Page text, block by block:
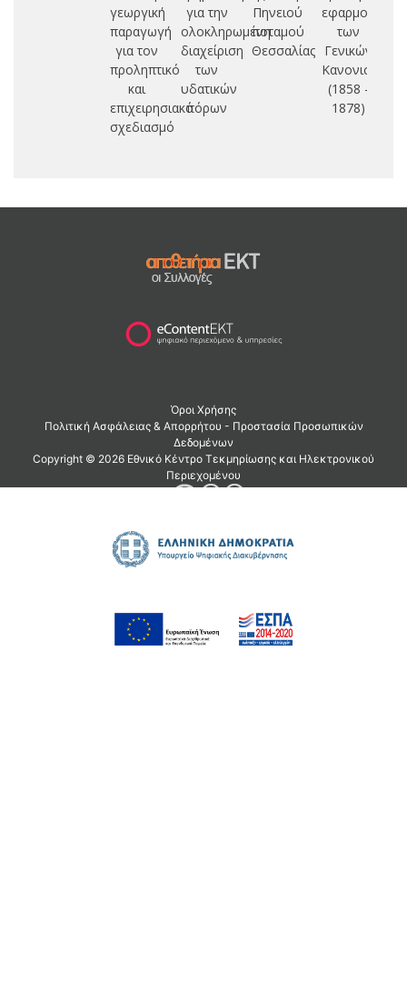
γεωργική
παραγωγή
για τον
προληπτικό
και
επιχειρησιακό
σχεδιασμό
για την
ολοκληρωμένη
διαχείριση
των
υδατικών
πόρων
Πηνειού
ποταμού
Θεσσαλίας
εφαρμογή
των
Γενικών
Κανονισμών
(1858 -
1878)